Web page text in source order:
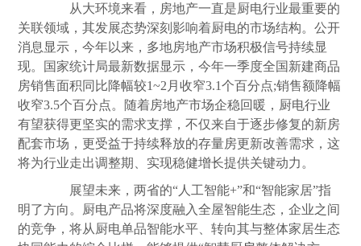
从大环境来看，房地产一直是厨电行业最重要的
关联领域，其发展态势深刻影响着厨电的市场结构。公开
消息显示，今年以来，多地房地产市场积极信号持续显
现。国家统计局最新数据显示，今年一季度全国新建商品
房销售面积同比降幅较1~2月收窄3.1个百分点;销售额降幅
收窄3.5个百分点。随着房地产市场企稳回暖，厨电行业
有望获得更坚实的需求支撑，不仅来自于逐步修复的新房
配套市场，更受益于持续释放的存量房更新改善需求，这
将为行业走出调整期、实现稳健增长提供关键动力。
展望未来，两省的“人工智能+”和“智能家居”指
明了方向。厨电产品将深度融入全屋智能生态，企业之间
的竞争，将从厨电单品智能水平、转向其与整体家居生态